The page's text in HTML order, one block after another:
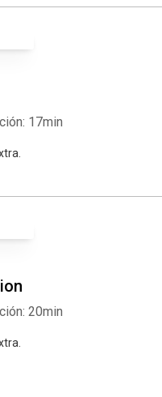
17min
20min